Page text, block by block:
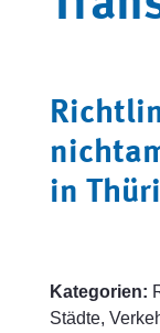
in
Kategorien:
Städte,